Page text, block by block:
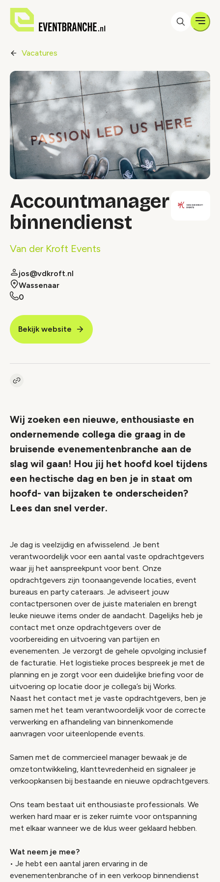
Vacatures
Accountmanager
binnendienst
Van der Kroft Events
jos@vdkroft.nl
Wassenaar
0
Bekijk website
Kopieer link naar vacature
Wij zoeken een nieuwe, enthousiaste en
ondernemende collega die graag in de
bruisende evenementenbranche aan de
slag wil gaan! Hou jij het hoofd koel tijdens
een hectische dag en ben je in staat om
hoofd- van bijzaken te onderscheiden?
Lees dan snel verder.
Je dag is veelzijdig en afwisselend. Je bent
verantwoordelijk voor een aantal vaste opdrachtgevers
waar jij het aanspreekpunt voor bent. Onze
opdrachtgevers zijn toonaangevende locaties, event
bureaus en party cateraars. Je adviseert jouw
contactpersonen over de juiste materialen en brengt
leuke nieuwe items onder de aandacht. Dagelijks heb je
contact met onze opdrachtgevers over de
voorbereiding en uitvoering van partijen en
evenementen. Je verzorgt de gehele opvolging inclusief
de facturatie. Het logistieke proces bespreek je met de
planning en je zorgt voor een duidelijke briefing voor de
uitvoering op locatie door je collega’s bij Works.
Naast het contact met je vaste opdrachtgevers, ben je
samen met het team verantwoordelijk voor de correcte
verwerking en afhandeling van binnenkomende
aanvragen voor uiteenlopende events.
Samen met de commercieel manager bewaak je de
omzetontwikkeling, klanttevredenheid en signaleer je
verkoopkansen bij bestaande en nieuwe opdrachtgevers.
Ons team bestaat uit enthousiaste professionals. We
werken hard maar er is zeker ruimte voor ontspanning
met elkaar wanneer we de klus weer geklaard hebben.
Wat neem je mee?
• Je hebt een aantal jaren ervaring in de
evenementenbranche of in een verkoop binnendienst